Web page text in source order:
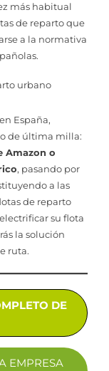
más habitual
de reparto que
a la normativa
España,
de última milla:
Amazon o
, pasando por
a las
de reparto
su flota
la solución
ruta.
DE
EMPRESA